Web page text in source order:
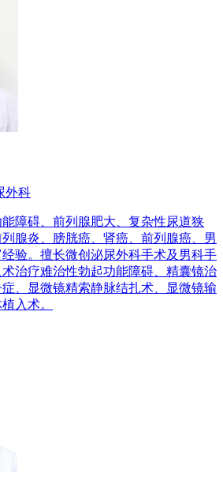
外科
障碍、前列腺肥大、复杂性尿道狭
腺炎、膀胱癌、肾癌、前列腺癌、男
验。擅长微创泌尿外科手术及男科手
治疗难治性勃起功能障碍、精囊镜治
、显微镜精索静脉结扎术、显微镜输
入术。